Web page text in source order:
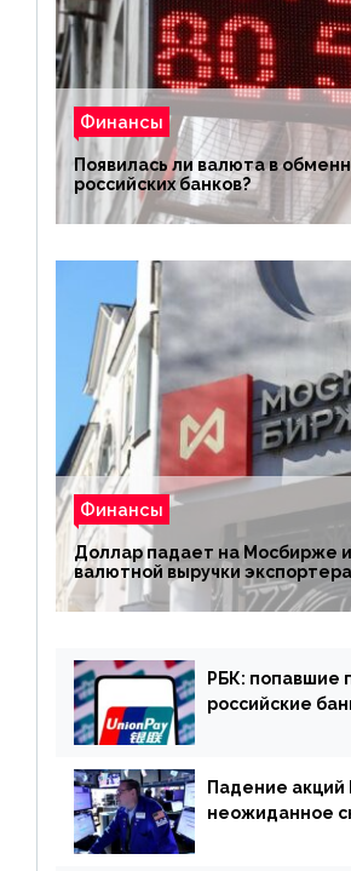
Финансы
Появилась ли валюта в
российских банков?
Финансы
Доллар падает на Мосбирже
валютной выручки
РБК: попавшие
российские
Падение акций
неожиданное